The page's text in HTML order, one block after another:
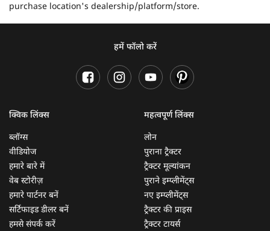
purchase location's dealership/platform/store.
हमें फॉलो करें
क्विक लिंक्स
ब्लॉग्स
वीडियोज
हमारे बारे में
वेब स्टोरीज़
हमारे पार्टनर बनें
सर्टिफाइड डीलर बनें
हमसे संपर्क करें
महत्वपूर्ण लिंक्स
लोन
पुराना ट्रैक्टर
ट्रैक्टर मूल्यांकन
पुराने इम्प्लीमेंट्स
नए इम्प्लीमेंट्स
ट्रैक्टर की प्राइस
ट्रैक्टर टायर्स